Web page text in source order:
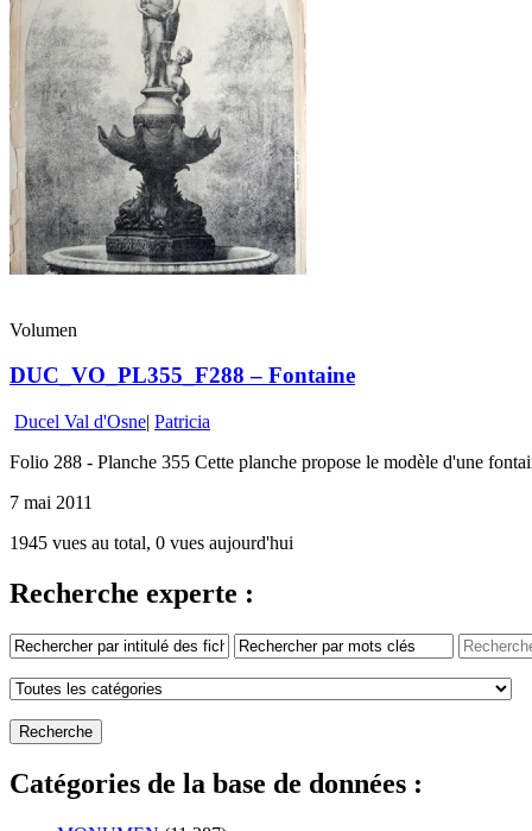
Volumen
DUC_VO_PL355_F288 – Fontaine
Ducel Val d'Osne| Patricia
Folio 288 - Planche 355 Cette planche propose le modèle d'une
7 mai 2011
1945 vues au total, 0 vues aujourd'hui
Recherche experte :
Catégories de la base de données :